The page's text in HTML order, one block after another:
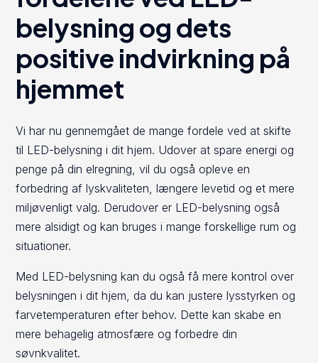
belysning og dets
positive indvirkning på
hjemmet
Vi har nu gennemgået de mange fordele ved at skifte
til LED-belysning i dit hjem. Udover at spare energi og
penge på din elregning, vil du også opleve en
forbedring af lyskvaliteten, længere levetid og et mere
miljøvenligt valg. Derudover er LED-belysning også
mere alsidigt og kan bruges i mange forskellige rum og
situationer.
Med LED-belysning kan du også få mere kontrol over
belysningen i dit hjem, da du kan justere lysstyrken og
farvetemperaturen efter behov. Dette kan skabe en
mere behagelig atmosfære og forbedre din
søvnkvalitet.